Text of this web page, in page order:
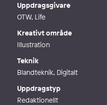
Uppdragsgivare
OTW, Life
Kreativt område
Illustration
Teknik
Blandteknik, Digitalt
Uppdragstyp
Redaktionellt